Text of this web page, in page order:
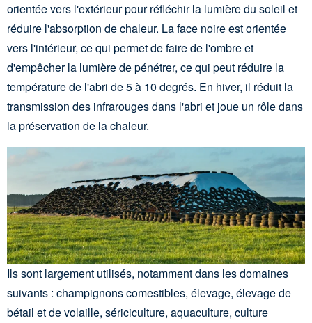
orientée vers l'extérieur pour réfléchir la lumière du soleil et
réduire l'absorption de chaleur. La face noire est orientée
vers l'intérieur, ce qui permet de faire de l'ombre et
d'empêcher la lumière de pénétrer, ce qui peut réduire la
température de l'abri de 5 à 10 degrés. En hiver, il réduit la
transmission des infrarouges dans l'abri et joue un rôle dans
la préservation de la chaleur.
Ils sont largement utilisés, notamment dans les domaines
suivants : champignons comestibles, élevage, élevage de
bétail et de volaille, sériciculture, aquaculture, culture